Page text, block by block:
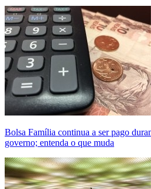
Bolsa Família continua a ser pago
governo; entenda o que muda